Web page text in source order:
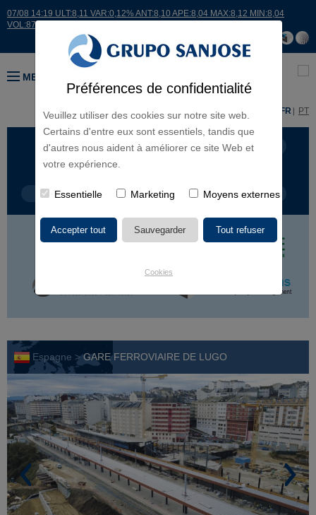
Préférences de confidentialité
Veuillez utiliser des cookies sur notre site web.
Certains d'entre eux sont essentiels, tandis que
d'autres nous aident à améliorer ce site Web et
votre expérience.
Essentielle Marketing Moyens externes
Cookies
07/08 14:19 ULT:8,11 VAR:0,12% ANT:8,10 APE:8,04 MAX:8,12 MIN:8,04
VOL:8721
MENU
ES FR PT
LIGNES D'ACTIVITÉ CONTINENTS
TYPE DE PROJET NOM DU PROJET
Espagne >GARE FERROVIAIRE DE LUGO